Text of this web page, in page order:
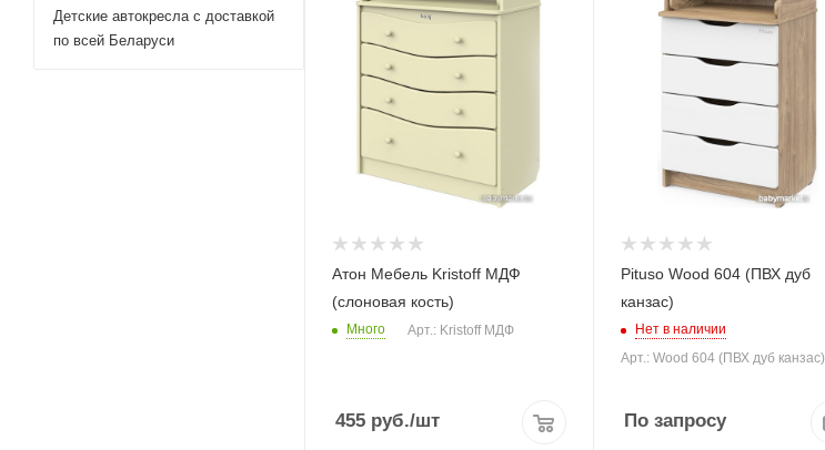
Атон Мебель Kristoff МДФ
(слоновая кость)
Много Арт.: Kristoff МДФ
455 руб./шт
Pituso Wood 604 (ПВХ дуб
канзас)
Нет в наличии
Арт.: Wood 604 (ПВХ дуб канзас)
По запросу
Детские автокресла с доставкой
по всей Беларуси